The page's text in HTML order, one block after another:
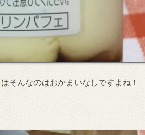
そんなのはおかまいなしですよね！